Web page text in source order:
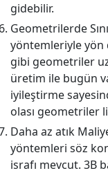
gidebilir.
Geometrilerde
yöntemleriyle yön
gibi geometriler
üretim ile bugün
iyileştirme
olası geometriler
Daha az atık
yöntemleri söz
israfı mevcut. 3B